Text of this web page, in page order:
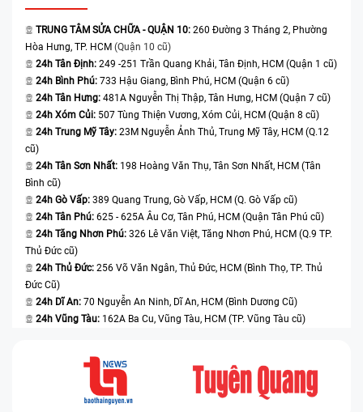
TRUNG TÂM SỬA CHỮA - QUẬN 10: 260 Đường 3 Tháng 2, Phường
Hòa Hưng, TP. HCM (Quận 10 cũ)
24h Tân Định: 249 -251 Trần Quang Khải, Tân Định, HCM (Quận 1 cũ)
24h Bình Phú: 733 Hậu Giang, Bình Phú, HCM (Quận 6 cũ)
24h Tân Hưng: 481A Nguyễn Thị Thập, Tân Hưng, HCM (Quận 7 cũ)
24h Xóm Củi: 507 Tùng Thiện Vương, Xóm Củi, HCM (Quận 8 cũ)
24h Trung Mỹ Tây: 23M Nguyễn Ảnh Thủ, Trung Mỹ Tây, HCM (Q.12
cũ)
24h Tân Sơn Nhất: 198 Hoàng Văn Thụ, Tân Sơn Nhất, HCM (Tân
Bình cũ)
24h Gò Vấp: 389 Quang Trung, Gò Vấp, HCM (Q. Gò Vấp cũ)
24h Tân Phú: 625 - 625A Âu Cơ, Tân Phú, HCM (Quận Tân Phú cũ)
24h Tăng Nhơn Phú: 326 Lê Văn Việt, Tăng Nhơn Phú, HCM (Q.9 TP.
Thủ Đức cũ)
24h Thủ Đức: 256 Võ Văn Ngân, Thủ Đức, HCM (Bình Thọ, TP. Thủ
Đức Cũ)
24h Dĩ An: 70 Nguyễn An Ninh, Dĩ An, HCM (Bình Dương Cũ)
24h Vũng Tàu: 162A Ba Cu, Vũng Tàu, HCM (TP. Vũng Tàu cũ)